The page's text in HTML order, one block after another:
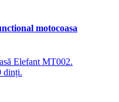
motocoasa
Elefant MT002.
dinți.